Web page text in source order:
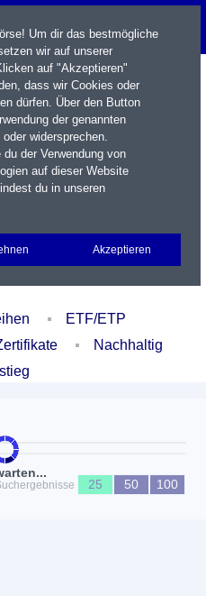
Portfolio Login
ETF/ETP
Nachhaltig
25 50 100
Um dir das bestmögliche
wir auf unserer
auf "Akzeptieren"
dass wir Cookies oder
dürfen. Über den Button
der genannten
widersprechen.
der Verwendung von
auf dieser Website
du in unseren
Akzeptieren